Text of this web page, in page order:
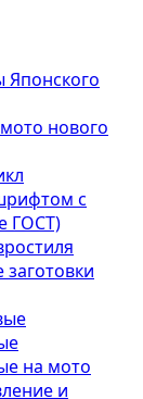
Японского
нового
с
ГОСТ)
на мото
и